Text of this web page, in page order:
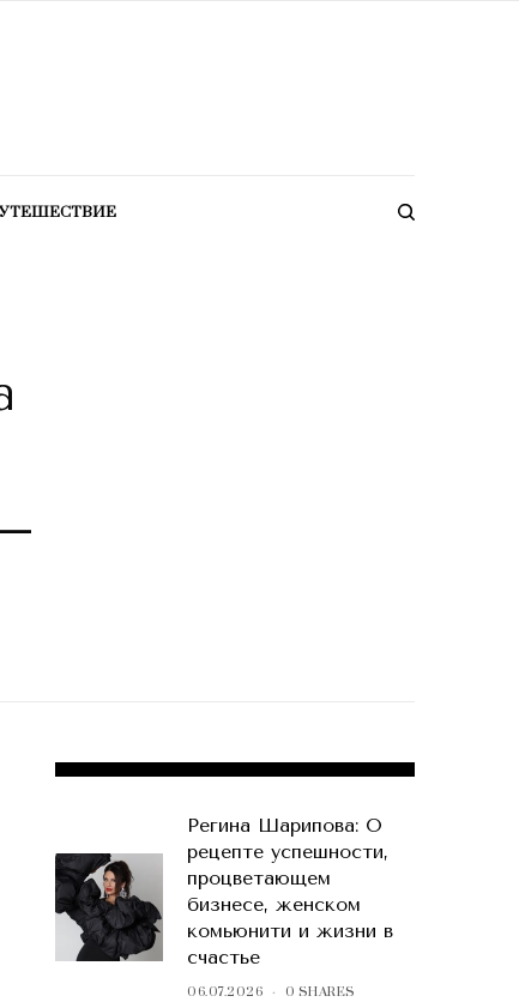
Регина Шарипова: О
рецепте успешности,
процветающем
бизнесе, женском
комьюнити и жизни в
счастье
06.07.2026 0 SHARES